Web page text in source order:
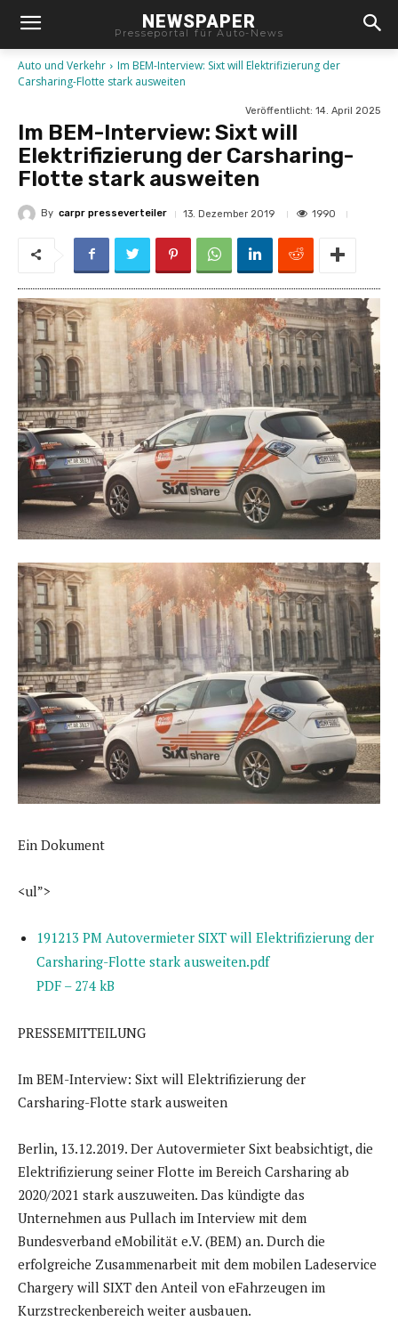
NEWSPAPER
Presseportal für Auto-News
Auto und Verkehr
Im BEM-Interview: Sixt will Elektrifizierung der
Carsharing-Flotte stark ausweiten
Veröffentlicht: 14. April 2025
Im BEM-Interview: Sixt will
Elektrifizierung der Carsharing-
Flotte stark ausweiten
By carpr presseverteiler 13. Dezember 2019 1990
Ein Dokument
<ul”>
191213 PM Autovermieter SIXT will Elektrifizierung der
Carsharing-Flotte stark ausweiten.pdf
PDF – 274 kB
PRESSEMITTEILUNG
Im BEM-Interview: Sixt will Elektrifizierung der
Carsharing-Flotte stark ausweiten
Berlin, 13.12.2019. Der Autovermieter Sixt beabsichtigt, die
Elektrifizierung seiner Flotte im Bereich Carsharing ab
2020/2021 stark auszuweiten. Das kündigte das
Unternehmen aus Pullach im Interview mit dem
Bundesverband eMobilität e.V. (BEM) an. Durch die
erfolgreiche Zusammenarbeit mit dem mobilen Ladeservice
Chargery will SIXT den Anteil von eFahrzeugen im
Kurzstreckenbereich weiter ausbauen.